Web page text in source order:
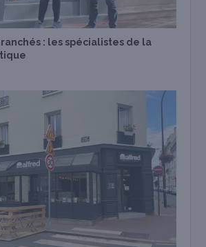
: les spécialistes de la